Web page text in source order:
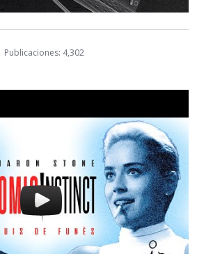
Publicaciones: 4,302